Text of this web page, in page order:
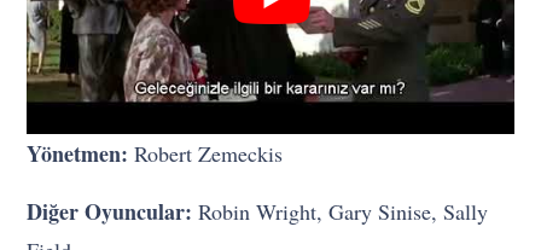
Yönetmen: Robert Zemeckis
Diğer Oyuncular: Robin Wright, Gary Sinise, Sally